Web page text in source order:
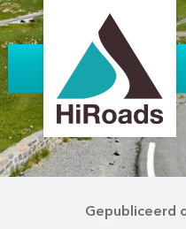
Gepubliceerd